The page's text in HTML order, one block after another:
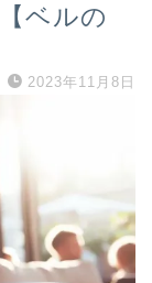
ベルの
2023年11月8日